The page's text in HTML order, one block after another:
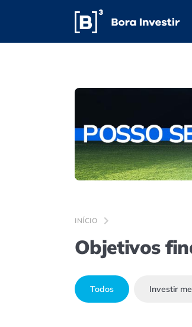
INÍCIO
Objetivos
Todos Investir